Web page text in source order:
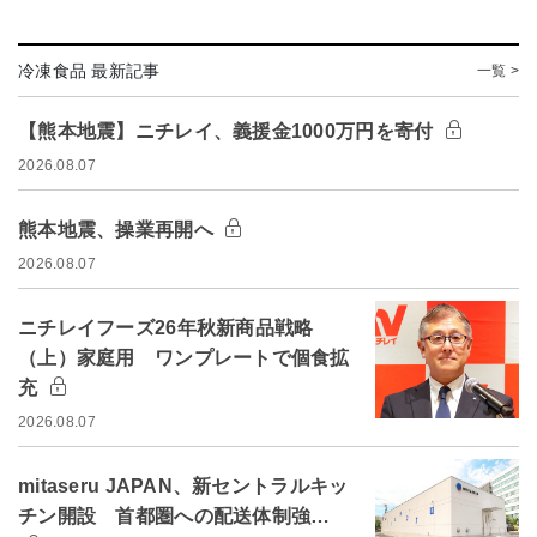
冷凍食品 最新記事 一覧 >
【熊本地震】ニチレイ、義援金1000万円を寄付
2026.08.07
熊本地震、操業再開へ
2026.08.07
ニチレイフーズ26年秋新商品戦略
（上）家庭用 ワンプレートで個食拡
充
2026.08.07
mitaseru JAPAN、新セントラルキッ
チン開設 首都圏への配送体制強…